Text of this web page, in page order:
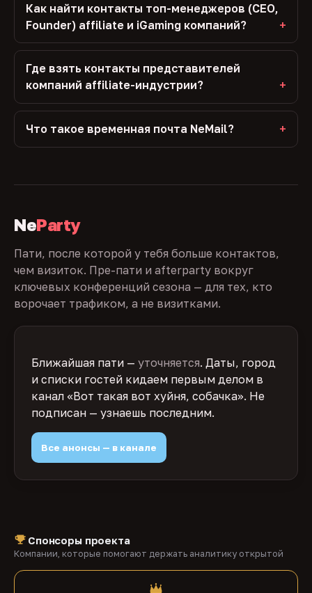
Как найти контакты топ-менеджеров (CEO,
Founder) affiliate и iGaming компаний?
Где взять контакты представителей
компаний affiliate-индустрии?
Что такое временная почта NeMail?
NeParty
Пати, после которой у тебя больше контактов,
чем визиток. Пре-пати и afterparty вокруг
ключевых конференций сезона — для тех, кто
ворочает трафиком, а не визитками.
Ближайшая пати — уточняется. Даты, город
и списки гостей кидаем первым делом в
канал «Вот такая вот хуйня, собачка». Не
подписан — узнаешь последним.
Все анонсы — в канале
Спонсоры проекта
Компании, которые помогают держать аналитику открытой